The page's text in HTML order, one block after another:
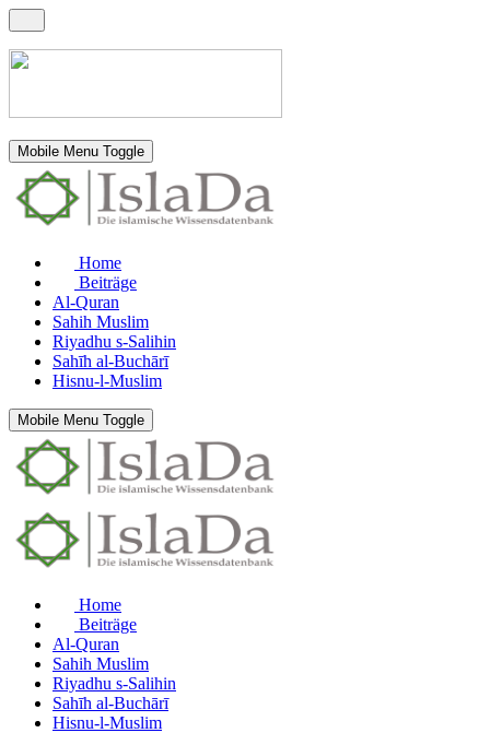
Mobile Menu Toggle
Home
Beiträge
Al-Quran
Sahih Muslim
Riyadhu s-Salihin
Sahīh al-Buchārī
Hisnu-l-Muslim
Mobile Menu Toggle
Home
Beiträge
Al-Quran
Sahih Muslim
Riyadhu s-Salihin
Sahīh al-Buchārī
Hisnu-l-Muslim